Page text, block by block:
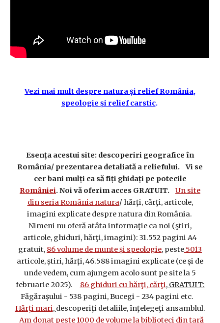
Vezi mai mult despre natura și relief România,
speologie și relief carstic.
Esenţa acestui site: descoperiri geografice în
România/ prezentarea detaliată a reliefului. Vi se
cer bani mulți ca să fiți ghidați pe potecile
României. Noi vă oferim acces GRATUIT. Un site
din seria România natura/ hărţi, cărţi, articole,
imagini explicate despre natura din România.
Nimeni nu oferă atâta informaţie ca noi (ştiri,
articole, ghiduri, hărţi, imagini): 31.552 pagini A4
gratuit, 86 volume de munte și speologie, peste 5013
articole, știri, hărţi, 46.588 imagini explicate (ce și de
unde vedem, cum ajungem acolo sunt pe site la 5
februarie 2025). 86 ghiduri cu hărţi, cărţi, GRATUIT:
Făgăraşului - 538 pagini, Bucegi - 234 pagini etc.
Hărţi mari, descoperiţi detaliile, înţelegeţi ansamblul.
Am donat peste 1000 de volume la biblioteci din țară